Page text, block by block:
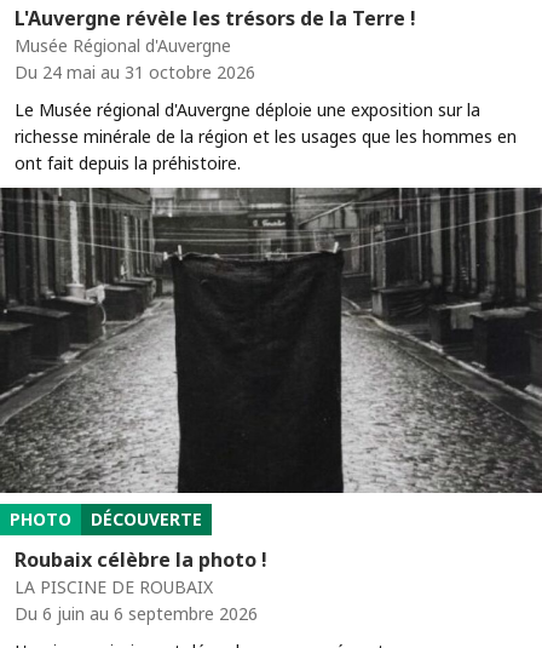
L'Auvergne révèle les trésors de la Terre !
Musée Régional d'Auvergne
Du 24 mai au 31 octobre 2026
Le Musée régional d'Auvergne déploie une exposition sur la
richesse minérale de la région et les usages que les hommes en
ont fait depuis la préhistoire.
PHOTO DÉCOUVERTE
Roubaix célèbre la photo !
LA PISCINE DE ROUBAIX
Du 6 juin au 6 septembre 2026